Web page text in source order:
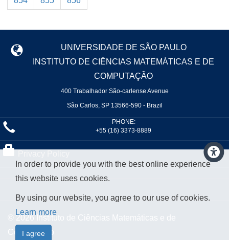
UNIVERSIDADE DE SÃO PAULO
INSTITUTO DE CIÊNCIAS MATEMÁTICAS E DE
COMPUTAÇÃO
400 Trabalhador São-carlense Avenue
São Carlos, SP 13566-590 - Brazil
PHONE:
+55 (16) 3373-8889
© 2026 Instituto de Ciências Matemáticas e de
Computação
In order to provide you with the best online experience
this website uses cookies.
By using our website, you agree to our use of cookies.
Learn more
I agree